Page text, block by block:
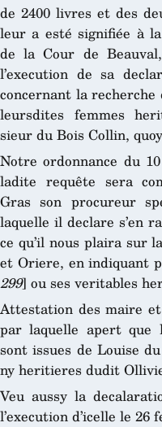
de 2400 livres et des
leur a esté signifiée à
de la Cour de
l’execution de sa
concernant la recherche
leursdites femmes
sieur du Bois Collin,
Notre ordonnance du
ladite requête sera
Gras son procureur
laquelle il declare s’en
ce qu’il nous plaira sur
et Oriere, en indiquant
299] ou ses veritables
Attestation des maire
par laquelle apert que
sont issues de Louise
ny heritieres dudit
Veu aussy la
l’execution d’icelle le